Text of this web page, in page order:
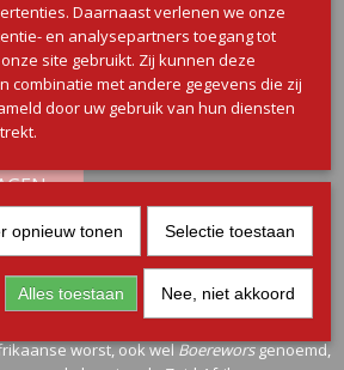
worst, ook welBoereworsgenoemd,
Daarnaast verlenen we onze
en analysepartners toegang tot
site gebruikt. Zij kunnen deze
combinatie met andere gegevens die zij
door uw gebruik van hun diensten
opnieuw tonen Selectie toestaan
Alles toestaan Nee, niet akkoord